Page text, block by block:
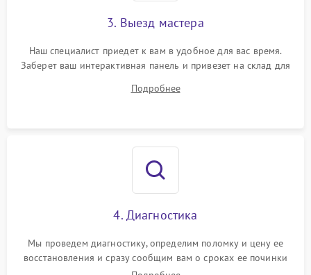
3. Выезд мастера
Наш специалист приедет к вам в удобное для вас время.
Заберет ваш интерактивная панель и привезет на склад для
Подробнее
4. Диагностика
Мы проведем диагностику, определим поломку и цену ее
восстановления и сразу сообщим вам о сроках ее починки